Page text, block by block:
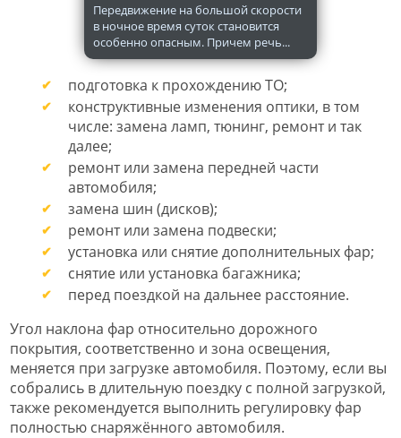
Передвижение на большой скорости
в ночное время суток становится
особенно опасным. Причем речь...
подготовка к прохождению ТО;
конструктивные изменения оптики, в том
числе: замена ламп, тюнинг, ремонт и так
далее;
ремонт или замена передней части
автомобиля;
замена шин (дисков);
ремонт или замена подвески;
установка или снятие дополнительных фар;
снятие или установка багажника;
перед поездкой на дальнее расстояние.
Угол наклона фар относительно дорожного
покрытия, соответственно и зона освещения,
меняется при загрузке автомобиля. Поэтому, если вы
собрались в длительную поездку с полной загрузкой,
также рекомендуется выполнить регулировку фар
полностью снаряжённого автомобиля.